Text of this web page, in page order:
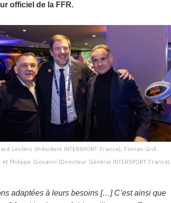
officiel de la FFR.
Leclerc (Président INTERSPORT France), Florian Grill
et Philippe Giovanni (Directeur Général INTERSPORT France).
adaptées à leurs besoins […] C’est ainsi que